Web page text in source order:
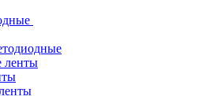
ленты